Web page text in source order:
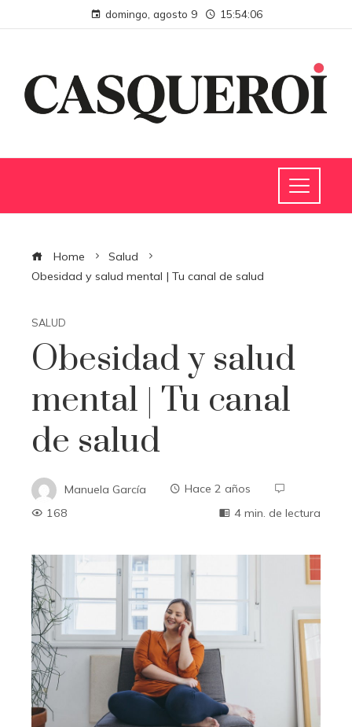
domingo, agosto 9 15:54:07
Home
Salud
Obesidad y salud mental | Tu canal de salud
SALUD
Obesidad y salud
mental | Tu canal
de salud
Manuela García
Hace 2 años
168
4 min. de lectura